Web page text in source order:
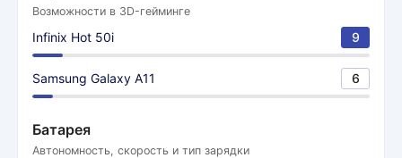
Возможности в 3D-гейминге
Infinix Hot 50i 9
Samsung Galaxy A11 6
Батарея
Автономность, скорость и тип зарядки